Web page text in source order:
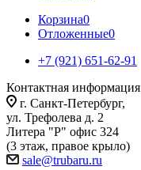
Корзина0
Отложенные0
+7 (921) 651-62-91
Контактная информация
г. Санкт-Петербург,
ул. Трефолева д. 2
Литера "Р" офис 324
(3 этаж, правое крыло)
sale@trubaru.ru